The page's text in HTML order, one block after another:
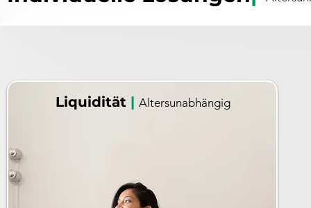
Liquidität| Altersunabhängig